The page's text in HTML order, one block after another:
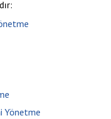
Yönetme